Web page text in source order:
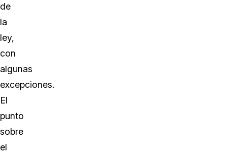
de
la
ley,
con
algunas
excepciones.
El
punto
sobre
el